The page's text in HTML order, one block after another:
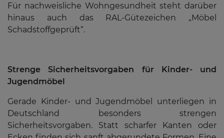
Für nachweisliche Wohngesundheit steht darüber
hinaus auch das RAL-Gütezeichen „Möbel
Schadstoffgeprüft“.
Strenge Sicherheitsvorgaben für Kinder- und
Jugendmöbel
Gerade Kinder- und Jugendmöbel unterliegen in
Deutschland besonders strengen
Sicherheitsvorgaben. Statt scharfer Kanten oder